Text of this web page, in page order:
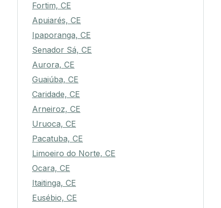
Fortim, CE
Apuiarés, CE
Ipaporanga, CE
Senador Sá, CE
Aurora, CE
Guaiúba, CE
Caridade, CE
Arneiroz, CE
Uruoca, CE
Pacatuba, CE
Limoeiro do Norte, CE
Ocara, CE
Itaitinga, CE
Eusébio, CE